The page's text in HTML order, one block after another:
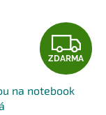
Z
D
ZDARMA
na notebook